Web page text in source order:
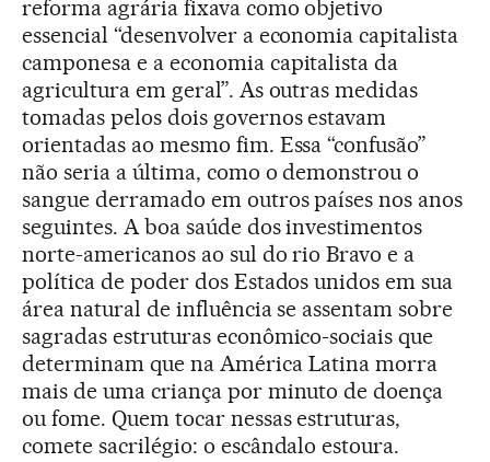
reforma agrária fixava como objetivo
essencial “desenvolver a economia capitalista
camponesa e a economia capitalista da
agricultura em geral”. As outras medidas
tomadas pelos dois governos estavam
orientadas ao mesmo fim. Essa “confusão”
não seria a última, como o demonstrou o
sangue derramado em outros países nos anos
seguintes. A boa saúde dos investimentos
norte-americanos ao sul do rio Bravo e a
política de poder dos Estados unidos em sua
área natural de influência se assentam sobre
sagradas estruturas econômico-sociais que
determinam que na América Latina morra
mais de uma criança por minuto de doença
ou fome. Quem tocar nessas estruturas,
comete sacrilégio: o escândalo estoura.